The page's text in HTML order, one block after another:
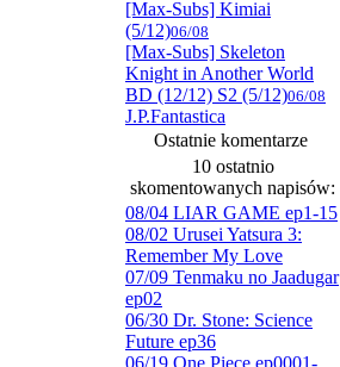
[Max-Subs] Kimiai
(5/12)06/08
[Max-Subs] Skeleton
Knight in Another World
BD (12/12) S2 (5/12)06/08
J.P.Fantastica
Ostatnie komentarze
10 ostatnio
skomentowanych napisów:
08/04 LIAR GAME ep1-15
08/02 Urusei Yatsura 3:
Remember My Love
07/09 Tenmaku no Jaadugar
ep02
06/30 Dr. Stone: Science
Future ep36
06/19 One Piece ep0001-